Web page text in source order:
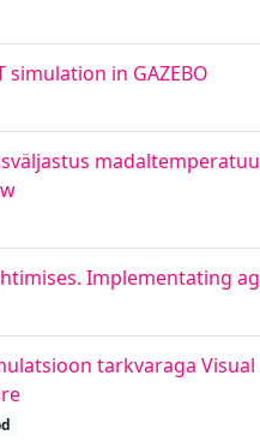
simulation in GAZEBO
Implementating
tarkvaraga